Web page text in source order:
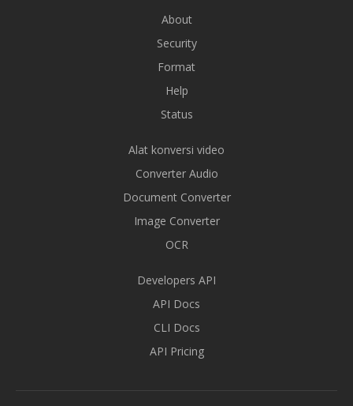
About
Security
Format
Help
Status
Alat konversi video
Converter Audio
Document Converter
Image Converter
OCR
Developers API
API Docs
CLI Docs
API Pricing